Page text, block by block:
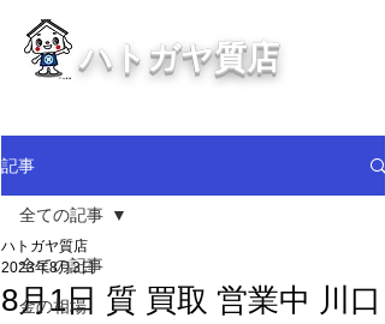
ハトガヤ質店
記事
全ての記事
金の相場
全ての記事
8月1日 質 買取 営業中 川口
ハトガヤ質店
2023年8月3日